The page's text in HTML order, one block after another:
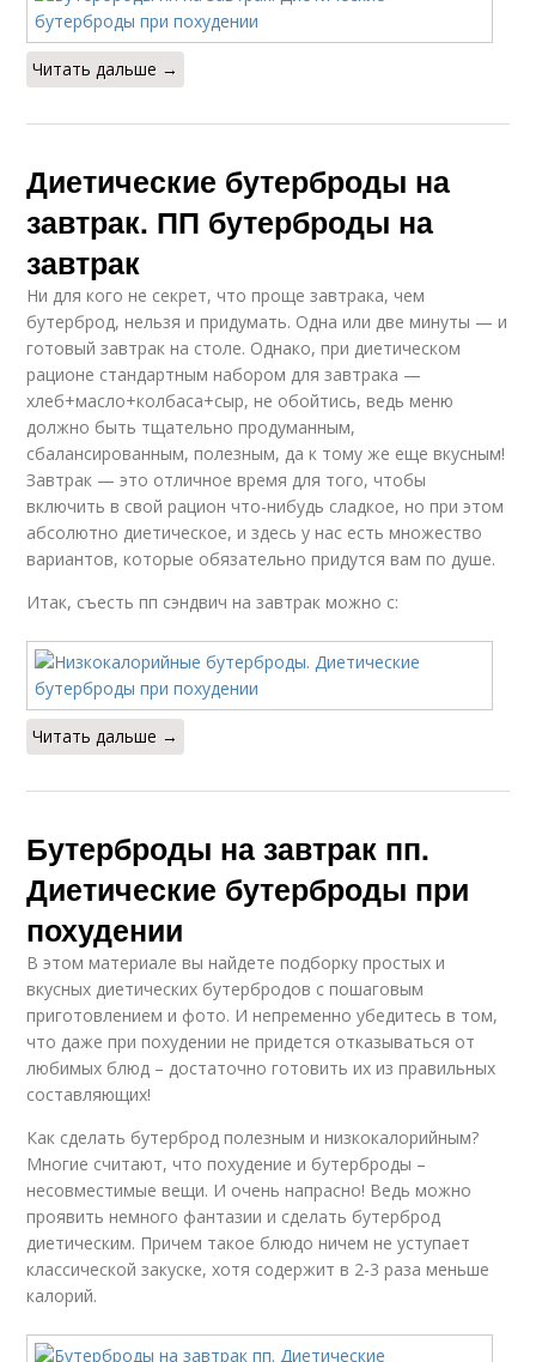
Читать дальше →
Диетические бутерброды на
завтрак. ПП бутерброды на
завтрак
Ни для кого не секрет, что проще завтрака, чем
бутерброд, нельзя и придумать. Одна или две минуты — и
готовый завтрак на столе. Однако, при диетическом
рационе стандартным набором для завтрака —
хлеб+масло+колбаса+сыр, не обойтись, ведь меню
должно быть тщательно продуманным,
сбалансированным, полезным, да к тому же еще вкусным!
Завтрак — это отличное время для того, чтобы
включить в свой рацион что-нибудь сладкое, но при этом
абсолютно диетическое, и здесь у нас есть множество
вариантов, которые обязательно придутся вам по душе.
Итак, съесть пп сэндвич на завтрак можно с:
Читать дальше →
Бутерброды на завтрак пп.
Диетические бутерброды при
похудении
В этом материале вы найдете подборку простых и
вкусных диетических бутербродов с пошаговым
приготовлением и фото. И непременно убедитесь в том,
что даже при похудении не придется отказываться от
любимых блюд – достаточно готовить их из правильных
составляющих!
Как сделать бутерброд полезным и низкокалорийным?
Многие считают, что похудение и бутерброды –
несовместимые вещи. И очень напрасно! Ведь можно
проявить немного фантазии и сделать бутерброд
диетическим. Причем такое блюдо ничем не уступает
классической закуске, хотя содержит в 2-3 раза меньше
калорий.